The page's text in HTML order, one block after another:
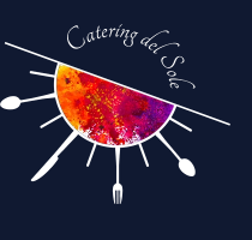
Drodzy klienci! W
przebywać na